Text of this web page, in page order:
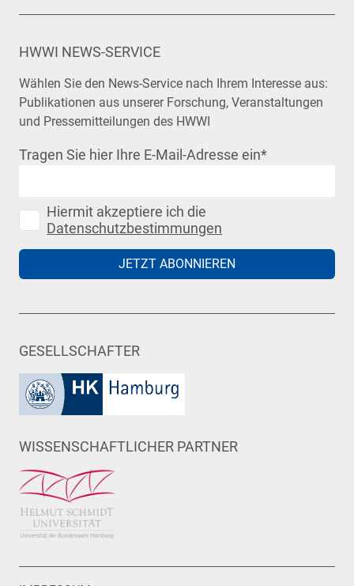
HWWI NEWS-SERVICE
Wählen Sie den News-Service nach Ihrem Interesse aus:
Publikationen aus unserer Forschung, Veranstaltungen
und Pressemitteilungen des HWWI
Tragen Sie hier Ihre E-Mail-Adresse ein*
Hiermit akzeptiere ich die
Datenschutzbestimmungen
JETZT ABONNIEREN
GESELLSCHAFTER
WISSENSCHAFTLICHER PARTNER